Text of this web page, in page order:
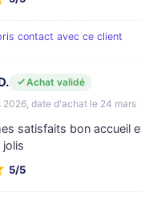
contact avec ce client
Achat validé
2026, date d'achat le 24 mars
satisfaits bon accueil
jolis
5/5